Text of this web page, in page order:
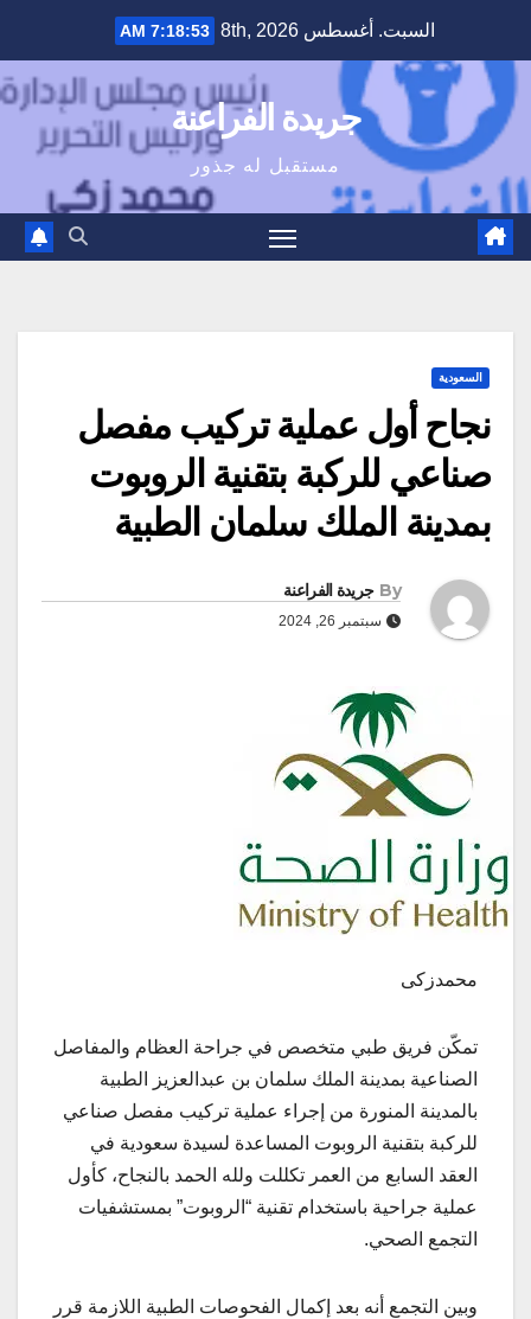
content
السبت. أغسطس 8th, 2026 7:18:54 AM
جريدة الفراعنة
مستقبل له جذور
السعودية
نجاح أول عملية تركيب مفصل
صناعي للركبة بتقنية الروبوت
بمدينة الملك سلمان الطبية
By جريدة الفراعنة
سبتمبر 26, 2024
محمدزكى
تمكّن فريق طبي متخصص في جراحة العظام والمفاصل
الصناعية بمدينة الملك سلمان بن عبدالعزيز الطبية
بالمدينة المنورة من إجراء عملية تركيب مفصل صناعي
للركبة بتقنية الروبوت المساعدة لسيدة سعودية في
العقد السابع من العمر تكللت ولله الحمد بالنجاح، كأول
عملية جراحية باستخدام تقنية “الروبوت” بمستشفيات
التجمع الصحي.
وبين التجمع أنه بعد إكمال الفحوصات الطبية اللازمة قرر